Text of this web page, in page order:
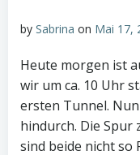
by Sabrina on Mai 17,
Heute morgen ist
wir um ca. 10 Uhr
ersten Tunnel.
hindurch. Die Spur
sind beide nicht so